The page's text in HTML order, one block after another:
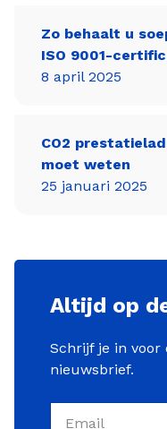
Zo behaalt u
ISO 9001-
8 april 2025
CO2
moet weten
25 januari 2025
Altijd op
Schrijf je in voor
nieuwsbrief.